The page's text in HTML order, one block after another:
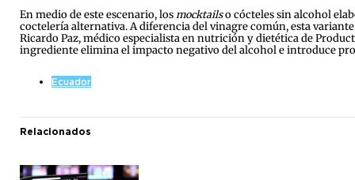
En medio de este escenario, los mocktailso cócteles sin alcohol
coctelería alternativa. A diferencia del vinagre común, esta
Ricardo Paz, médico especialista en nutrición y dietética de
ingrediente elimina el impacto negativo del alcohol e introduce
Ecuador
Relacionados